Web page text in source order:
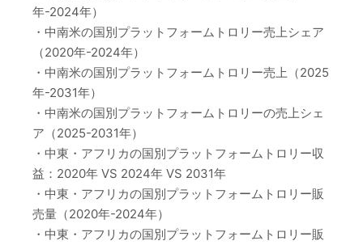
年-2024年）
・中南米の国別プラットフォームトロリー売上シェア
（2020年-2024年）
・中南米の国別プラットフォームトロリー売上（2025
年-2031年）
・中南米の国別プラットフォームトロリーの売上シェ
ア（2025-2031年）
・中東・アフリカの国別プラットフォームトロリー収
益：2020年 VS 2024年 VS 2031年
・中東・アフリカの国別プラットフォームトロリー販
売量（2020年-2024年）
・中東・アフリカの国別プラットフォームトロリー販